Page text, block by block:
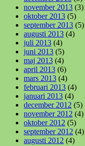
november 2013 (3)
oktober 2013 (5)
september 2013 (5)
augusti 2013 (4)
juli 2013 (4)
juni 2013 (5)
maj 2013 (4)
april 2013 (6)
mars 2013 (4)
februari 2013 (4)
januari 2013 (4)
december 2012 (5)
november 2012 (4)
oktober 2012 (5)
september 2012 (4)
augusti 2012 (4)